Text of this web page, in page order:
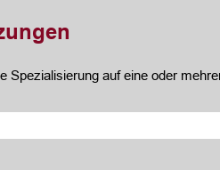
Spezialisierung auf eine oder